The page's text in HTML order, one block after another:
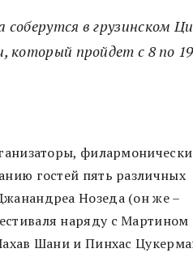
в грузинском
который пройдет с 8 по
гостей пять различных
Нозеда (он же –
наряду с Мартином
Шани и Пинхас